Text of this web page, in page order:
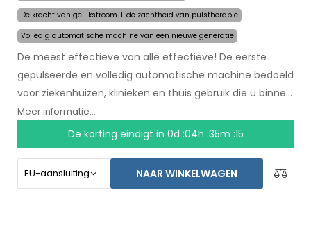
De kracht van gelijkstroom + de zachtheid van pulstherapie
Volledig automatische machine van een nieuwe generatie
De meest effectieve van alle effectieve! De eerste
gepulseerde en volledig automatische machine bedoeld
voor ziekenhuizen, klinieken en thuis gebruik die u binnen
een paar maanden zal helpen met het stoppen van
zweten. In het begin van de behandeling selecteert u
simpelweg het gebied waar u overmatig zweet en de
technologie kunnen gevoelige lichaamsdelen worden
Meer informatie...
De korting eindigt in 0d :04h :35m :14
NAAR WINKELWAGEN